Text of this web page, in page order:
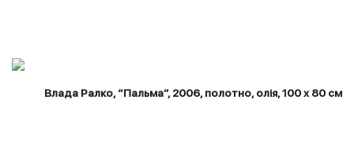
Влада Ралко, “Пальма”, 2006, полотно, олія, 100 х 80 см